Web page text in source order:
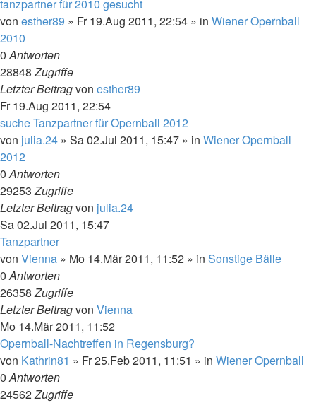
tanzpartner für 2010 gesucht
von esther89 » Fr 19.Aug 2011, 22:54 » in Wiener Opernball
2010
0Antworten
28848Zugriffe
Letzter Beitragvon esther89
Fr 19.Aug 2011, 22:54
suche Tanzpartner für Opernball 2012
von julia.24 » Sa 02.Jul 2011, 15:47 » in Wiener Opernball
2012
0Antworten
29253Zugriffe
Letzter Beitragvon julia.24
Sa 02.Jul 2011, 15:47
Tanzpartner
von Vienna » Mo 14.Mär 2011, 11:52 » in Sonstige Bälle
0Antworten
26358Zugriffe
Letzter Beitragvon Vienna
Mo 14.Mär 2011, 11:52
Opernball-Nachtreffen in Regensburg?
von Kathrin81 » Fr 25.Feb 2011, 11:51 » in Wiener Opernball
0Antworten
24562Zugriffe